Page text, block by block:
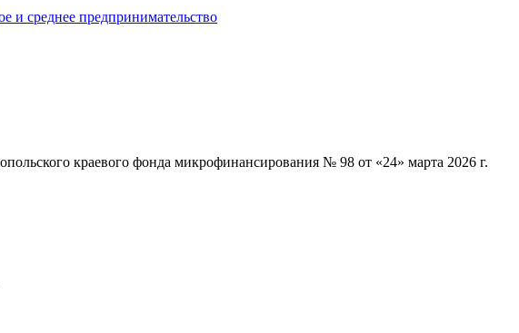
краевого фонда микрофинансирования № 98 от «24» марта 2026 г.